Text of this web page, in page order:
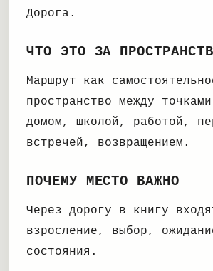
Дорога.
ЧТО ЭТО ЗА
Маршрут как
пространство между
домом, школой, работой,
встречей, возвращением.
ПОЧЕМУ МЕСТО ВАЖНО
Через дорогу в книгу
взросление, выбор,
состояния.